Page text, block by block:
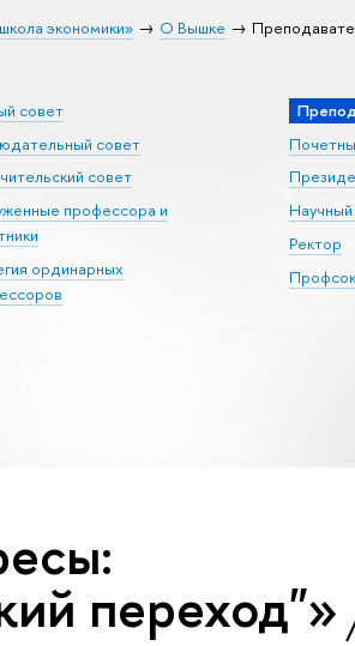
экономики» О Вышке
совет
совет
совет
профессора и
ординарных
Ректор
переход"»